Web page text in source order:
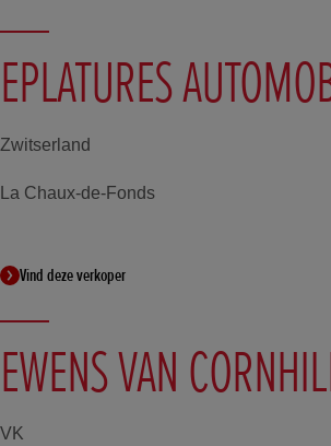
EPLATURES
Zwitserland
La Chaux-de-Fonds
Vind deze verkoper
EWENS VAN
VK